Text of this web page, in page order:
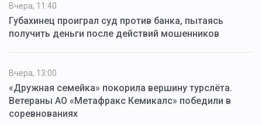
Вчера, 11:40
Губахинец проиграл суд против банка, пытаясь
получить деньги после действий мошенников
Вчера, 13:00
«Дружная семейка» покорила вершину турслёта.
Ветераны АО «Метафракс Кемикалс» победили в
соревнованиях